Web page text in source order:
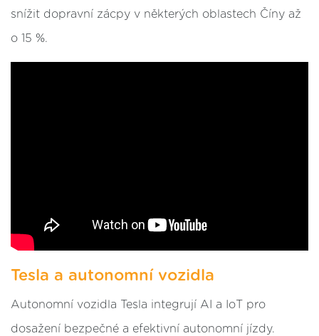
snížit dopravní zácpy v některých oblastech Číny až
o 15 %.
Tesla a autonomní vozidla
Autonomní vozidla Tesla integrují AI a IoT pro
dosažení bezpečné a efektivní autonomní jízdy.